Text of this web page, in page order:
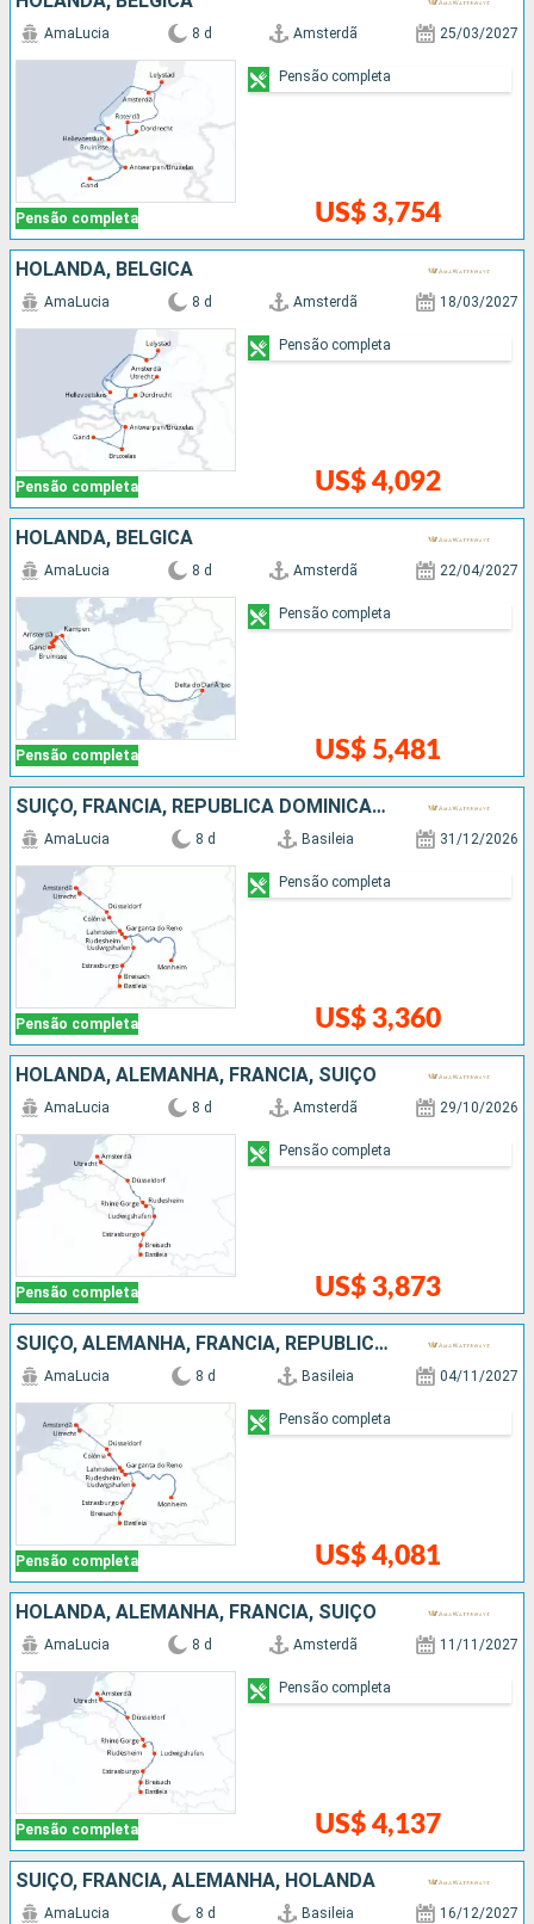
Pensão completa
AmaLucia 8 d Amsterdã 25/03/2027
US$ 3,754
Pensão completa
HOLANDA, BÉLGICA
Pensão completa
AmaLucia 8 d Amsterdã 18/03/2027
US$ 4,092
Pensão completa
HOLANDA, BÉLGICA
Pensão completa
AmaLucia 8 d Amsterdã 22/04/2027
US$ 5,481
Pensão completa
SUÍÇO, FRANCIA, REPUBLICA DOMINICANA, ALEMANHA, HOLANDA
Pensão completa
AmaLucia 8 d Basileia 31/12/2026
US$ 3,360
Pensão completa
HOLANDA, ALEMANHA, FRANCIA, SUÍÇO
Pensão completa
AmaLucia 8 d Amsterdã 29/10/2026
US$ 3,873
Pensão completa
SUÍÇO, ALEMANHA, FRANCIA, REPUBLICA DOMINICANA, HOLANDA
Pensão completa
AmaLucia 8 d Basileia 04/11/2027
US$ 4,081
Pensão completa
HOLANDA, ALEMANHA, FRANCIA, SUÍÇO
Pensão completa
AmaLucia 8 d Amsterdã 11/11/2027
US$ 4,137
Pensão completa
SUÍÇO, FRANCIA, ALEMANHA, HOLANDA
AmaLucia 8 d Basileia 16/12/2027